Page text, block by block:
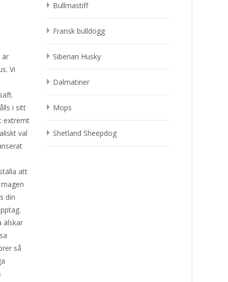
är
Vi
i sitt
extremt
val
att
din
älskar
så
Bullmastiff
Fransk bulldogg
Siberian Husky
Dalmatiner
Mops
Shetland Sheepdog